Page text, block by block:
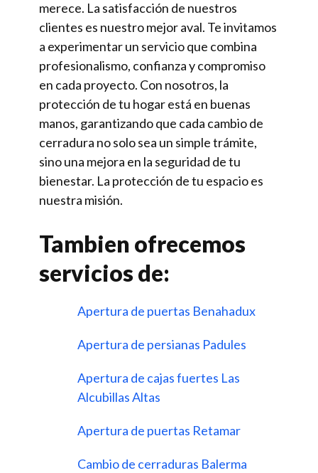
merece. La satisfacción de nuestros
clientes es nuestro mejor aval. Te invitamos
a experimentar un servicio que combina
profesionalismo, confianza y compromiso
en cada proyecto. Con nosotros, la
protección de tu hogar está en buenas
manos, garantizando que cada cambio de
cerradura no solo sea un simple trámite,
sino una mejora en la seguridad de tu
bienestar. La protección de tu espacio es
nuestra misión.
Tambien ofrecemos
servicios de:
Apertura de puertas Benahadux
Apertura de persianas Padules
Apertura de cajas fuertes Las
Alcubillas Altas
Apertura de puertas Retamar
Cambio de cerraduras Balerma